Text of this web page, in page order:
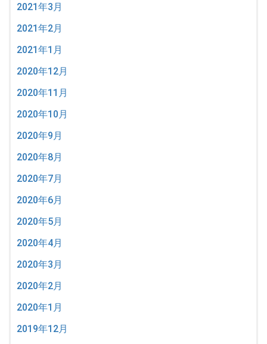
2021年3月
2021年2月
2021年1月
2020年12月
2020年11月
2020年10月
2020年9月
2020年8月
2020年7月
2020年6月
2020年5月
2020年4月
2020年3月
2020年2月
2020年1月
2019年12月